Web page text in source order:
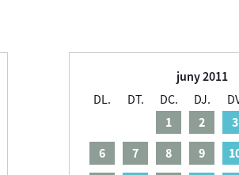
juny 2011
DL.
DT. DC. DJ.
1
2 3
6
7 8 9